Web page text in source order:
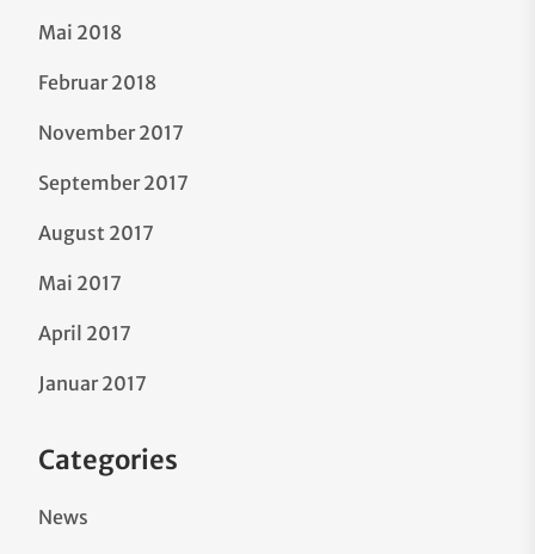
Mai 2018
Februar 2018
November 2017
September 2017
August 2017
Mai 2017
April 2017
Januar 2017
Categories
News